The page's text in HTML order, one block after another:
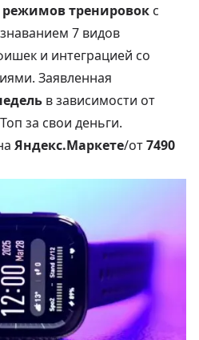
режимов тренировок с
7 видов
и интеграцией со
Заявленная
в зависимости от
за свои деньги.
Яндекс.Маркете/от7490